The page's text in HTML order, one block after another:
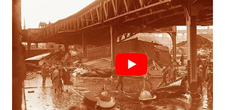
WN
TANJUNG
LESUNG
WN
KARO